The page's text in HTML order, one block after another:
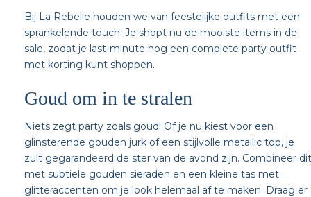
Bij La Rebelle houden we van feestelijke outfits met een
sprankelende touch. Je shopt nu de mooiste items in de
sale, zodat je last-minute nog een complete party outfit
met korting kunt shoppen.
Goud om in te stralen
Niets zegt party zoals goud! Of je nu kiest voor een
glinsterende gouden jurk of een stijlvolle metallic top, je
zult gegarandeerd de ster van de avond zijn. Combineer dit
met subtiele gouden sieraden en een kleine tas met
glitteraccenten om je look helemaal af te maken. Draag er